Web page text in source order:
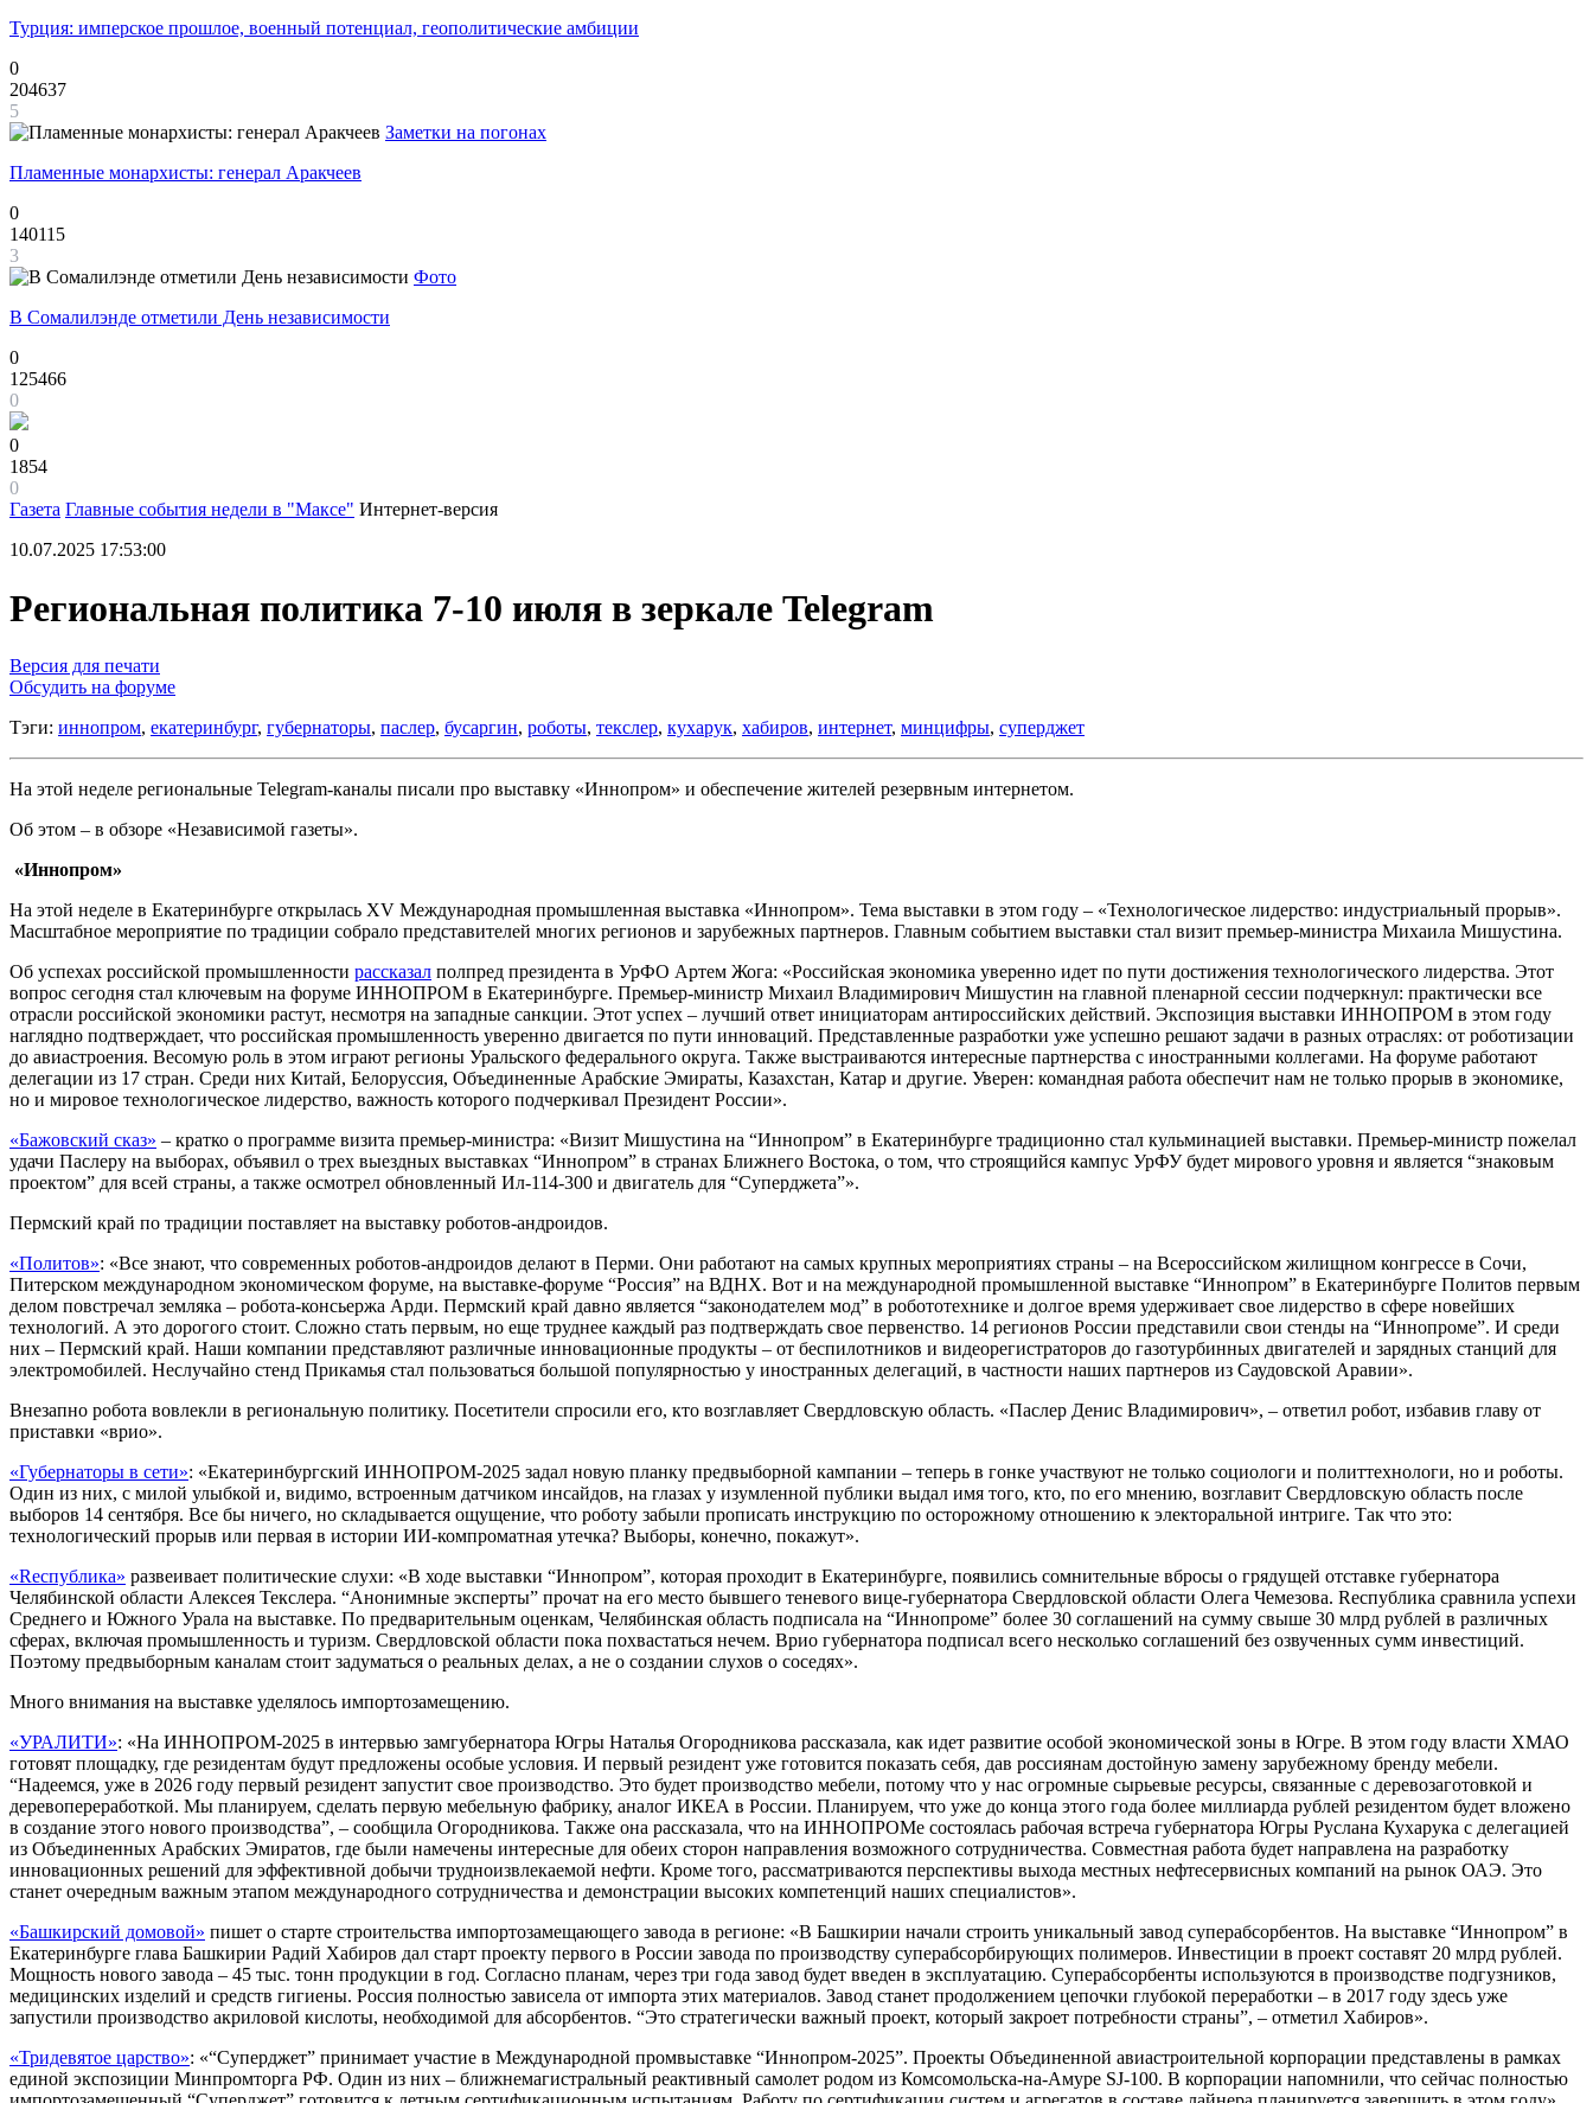
Турция: имперское прошлое, военный потенциал, геополитические амбиции
0
204637
5
Заметки на погонах
Пламенные монархисты: генерал Аракчеев
0
140115
3
Фото
В Сомалилэнде отметили День независимости
0
125466
0
0
1854
0
Газета Главные события недели в "Максе" Интернет-версия
10.07.2025 17:53:00
Региональная политика 7-10 июля в зеркале Telegram
Версия для печати
Обсудить на форуме
Тэги: иннопром, екатеринбург, губернаторы, паслер, бусаргин, роботы, текслер, кухарук, хабиров, интернет, минцифры, суперджет
На этой неделе региональные Telegram-каналы писали про выставку «Иннопром» и обеспечение жителей резервным интернетом.
Об этом – в обзоре «Независимой газеты».
«Иннопром»
На этой неделе в Екатеринбурге открылась XV Международная промышленная выставка «Иннопром». Тема выставки в этом году – «Технологическое лидерство: индустриальный прорыв».
Масштабное мероприятие по традиции собрало представителей многих регионов и зарубежных партнеров. Главным событием выставки стал визит премьер-министра Михаила Мишустина.
Об успехах российской промышленности рассказал полпред президента в УрФО Артем Жога: «Российская экономика уверенно идет по пути достижения технологического лидерства. Этот
вопрос сегодня стал ключевым на форуме ИННОПРОМ в Екатеринбурге. Премьер-министр Михаил Владимирович Мишустин на главной пленарной сессии подчеркнул: практически все
отрасли российской экономики растут, несмотря на западные санкции. Этот успех – лучший ответ инициаторам антироссийских действий. Экспозиция выставки ИННОПРОМ в этом году
наглядно подтверждает, что российская промышленность уверенно двигается по пути инноваций. Представленные разработки уже успешно решают задачи в разных отраслях: от роботизации
до авиастроения. Весомую роль в этом играют регионы Уральского федерального округа. Также выстраиваются интересные партнерства с иностранными коллегами. На форуме работают
делегации из 17 стран. Среди них Китай, Белоруссия, Объединенные Арабские Эмираты, Казахстан, Катар и другие. Уверен: командная работа обеспечит нам не только прорыв в экономике,
но и мировое технологическое лидерство, важность которого подчеркивал Президент России».
«Бажовский сказ» – кратко о программе визита премьер-министра: «Визит Мишустина на “Иннопром” в Екатеринбурге традиционно стал кульминацией выставки. Премьер-министр пожелал
удачи Паслеру на выборах, объявил о трех выездных выставках “Иннопром” в странах Ближнего Востока, о том, что строящийся кампус УрФУ будет мирового уровня и является “знаковым
проектом” для всей страны, а также осмотрел обновленный Ил-114-300 и двигатель для “Суперджета”».
Пермский край по традиции поставляет на выставку роботов-андроидов.
«Политов»: «Все знают, что современных роботов-андроидов делают в Перми. Они работают на самых крупных мероприятиях страны – на Всероссийском жилищном конгрессе в Сочи,
Питерском международном экономическом форуме, на выставке-форуме “Россия” на ВДНХ. Вот и на международной промышленной выставке “Иннопром” в Екатеринбурге Политов первым
делом повстречал земляка – робота-консьержа Арди. Пермский край давно является “законодателем мод” в робототехнике и долгое время удерживает свое лидерство в сфере новейших
технологий. А это дорогого стоит. Сложно стать первым, но еще труднее каждый раз подтверждать свое первенство. 14 регионов России представили свои стенды на “Иннопроме”. И среди
них – Пермский край. Наши компании представляют различные инновационные продукты – от беспилотников и видеорегистраторов до газотурбинных двигателей и зарядных станций для
электромобилей. Неслучайно стенд Прикамья стал пользоваться большой популярностью у иностранных делегаций, в частности наших партнеров из Саудовской Аравии».
Внезапно робота вовлекли в региональную политику. Посетители спросили его, кто возглавляет Свердловскую область. «Паслер Денис Владимирович», – ответил робот, избавив главу от
приставки «врио».
«Губернаторы в сети»: «Екатеринбургский ИННОПРОМ-2025 задал новую планку предвыборной кампании – теперь в гонке участвуют не только социологи и политтехнологи, но и роботы.
Один из них, с милой улыбкой и, видимо, встроенным датчиком инсайдов, на глазах у изумленной публики выдал имя того, кто, по его мнению, возглавит Свердловскую область после
выборов 14 сентября. Все бы ничего, но складывается ощущение, что роботу забыли прописать инструкцию по осторожному отношению к электоральной интриге. Так что это:
технологический прорыв или первая в истории ИИ-компроматная утечка? Выборы, конечно, покажут».
«Rеспублика» развеивает политические слухи: «В ходе выставки “Иннопром”, которая проходит в Екатеринбурге, появились сомнительные вбросы о грядущей отставке губернатора
Челябинской области Алексея Текслера. “Анонимные эксперты” прочат на его место бывшего теневого вице-губернатора Свердловской области Олега Чемезова. Rеспублика сравнила успехи
Среднего и Южного Урала на выставке. По предварительным оценкам, Челябинская область подписала на “Иннопроме” более 30 соглашений на сумму свыше 30 млрд рублей в различных
сферах, включая промышленность и туризм. Свердловской области пока похвастаться нечем. Врио губернатора подписал всего несколько соглашений без озвученных сумм инвестиций.
Поэтому предвыборным каналам стоит задуматься о реальных делах, а не о создании слухов о соседях».
Много внимания на выставке уделялось импортозамещению.
«УРАЛИТИ»: «На ИННОПРОМ-2025 в интервью замгубернатора Югры Наталья Огородникова рассказала, как идет развитие особой экономической зоны в Югре. В этом году власти ХМАО
готовят площадку, где резидентам будут предложены особые условия. И первый резидент уже готовится показать себя, дав россиянам достойную замену зарубежному бренду мебели.
“Надеемся, уже в 2026 году первый резидент запустит свое производство. Это будет производство мебели, потому что у нас огромные сырьевые ресурсы, связанные с деревозаготовкой и
деревопереработкой. Мы планируем, сделать первую мебельную фабрику, аналог ИКЕА в России. Планируем, что уже до конца этого года более миллиарда рублей резидентом будет вложено
в создание этого нового производства”, – сообщила Огородникова. Также она рассказала, что на ИННОПРОМе состоялась рабочая встреча губернатора Югры Руслана Кухарука с делегацией
из Объединенных Арабских Эмиратов, где были намечены интересные для обеих сторон направления возможного сотрудничества. Совместная работа будет направлена на разработку
инновационных решений для эффективной добычи трудноизвлекаемой нефти. Кроме того, рассматриваются перспективы выхода местных нефтесервисных компаний на рынок ОАЭ. Это
станет очередным важным этапом международного сотрудничества и демонстрации высоких компетенций наших специалистов».
«Башкирский домовой» пишет о старте строительства импортозамещающего завода в регионе: «В Башкирии начали строить уникальный завод суперабсорбентов. На выставке “Иннопром” в
Екатеринбурге глава Башкирии Радий Хабиров дал старт проекту первого в России завода по производству суперабсорбирующих полимеров. Инвестиции в проект составят 20 млрд рублей.
Мощность нового завода – 45 тыс. тонн продукции в год. Согласно планам, через три года завод будет введен в эксплуатацию. Суперабсорбенты используются в производстве подгузников,
медицинских изделий и средств гигиены. Россия полностью зависела от импорта этих материалов. Завод станет продолжением цепочки глубокой переработки – в 2017 году здесь уже
запустили производство акриловой кислоты, необходимой для абсорбентов. “Это стратегически важный проект, который закроет потребности страны”, – отметил Хабиров».
«Тридевятое царство»: «“Суперджет” принимает участие в Международной промвыставке “Иннопром-2025”. Проекты Объединенной авиастроительной корпорации представлены в рамках
единой экспозиции Минпромторга РФ. Один из них – ближнемагистральный реактивный самолет родом из Комсомольска-на-Амуре SJ-100. В корпорации напомнили, что сейчас полностью